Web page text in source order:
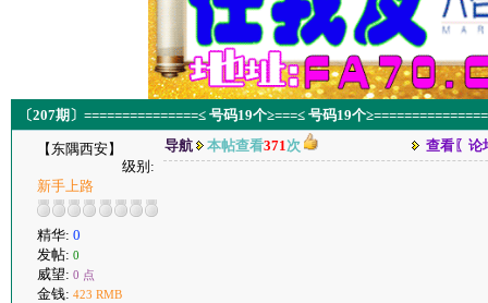
〔207期〕===============≤ 号码19个≥===≤ 号码19个
【东隅西安】
级别:
新手上路
精华: 0
发帖: 0
威望: 0 点
金钱: 423 RMB
导航 本帖查看371次 查看〖论